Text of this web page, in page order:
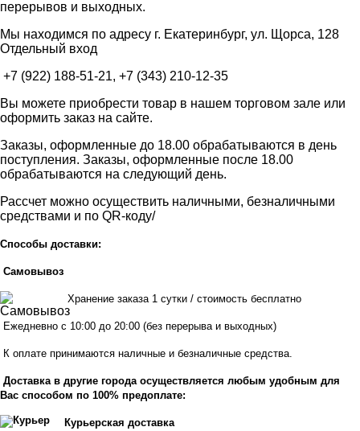
перерывов и выходных.
Мы находимся по адресу г. Екатеринбург, ул. Щорса, 128
Отдельный вход
+7 (922) 188-51-21, +7 (343) 210-12-35
Вы можете приобрести товар в нашем торговом зале или
оформить заказ на сайте.
Заказы, оформленные до 18.00 обрабатываются в день
поступления. Заказы, оформленные после 18.00
обрабатываются на следующий день.
Рассчет можно осуществить наличными, безналичными
средствами и по QR-коду/
Способы доставки:
Самовывоз
Хранение заказа 1 сутки / стоимость бесплатно
Ежедневно с 10:00 до 20:00 (без перерыва и выходных)
К оплате принимаются наличные и безналичные средства.
Доставка в другие города осуществляется любым удобным для
Вас способом по 100% предоплате:
Курьерская доставка